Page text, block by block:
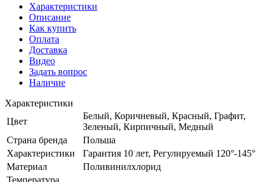
Характеристики
Описание
Как купить
Оплата
Доставка
Видео
Задать вопрос
Наличие
Характеристики
Цвет
Белый, Коричневый, Красный, Графит,
Зеленый, Кирпичный, Медный
Страна бренда
Польша
Характеристики
Гарантия 10 лет, Регулируемый 120°-145°
Материал
Поливинилхлорид
Температура